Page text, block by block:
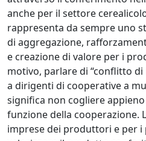
anche per il settore
rappresenta da sempre uno
di aggregazione,
e creazione di valore per i
motivo, parlare di “conflitto
a dirigenti di cooperative a
significa non cogliere
funzione della cooperazione.
imprese dei produttori e per